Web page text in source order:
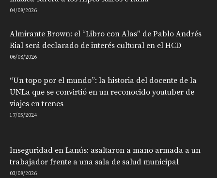
04/08/2026
Almirante Brown: el “Libro con Alas” de Pablo Andrés
Rial será declarado de interés cultural en el HCD
06/08/2026
“Un topo por el mundo”: la historia del docente de la
UNLa que se convirtió en un reconocido youtuber de
viajes en trenes
17/05/2024
Inseguridad en Lanús: asaltaron a mano armada a un
trabajador frente a una sala de salud municipal
03/08/2026